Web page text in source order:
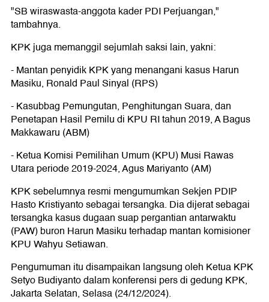
"SB wiraswasta-anggota kader PDI Perjuangan,"
tambahnya.
KPK juga memanggil sejumlah saksi lain, yakni:
- Mantan penyidik KPK yang menangani kasus Harun
Masiku, Ronald Paul Sinyal (RPS)
- Kasubbag Pemungutan, Penghitungan Suara, dan
Penetapan Hasil Pemilu di KPU RI tahun 2019, A Bagus
Makkawaru (ABM)
- Ketua Komisi Pemilihan Umum (KPU) Musi Rawas
Utara periode 2019-2024, Agus Mariyanto (AM)
KPK sebelumnya resmi mengumumkan Sekjen PDIP
Hasto Kristiyanto sebagai tersangka. Dia dijerat sebagai
tersangka kasus dugaan suap pergantian antarwaktu
(PAW) buron Harun Masiku terhadap mantan komisioner
KPU Wahyu Setiawan.
Pengumuman itu disampaikan langsung oleh Ketua KPK
Setyo Budiyanto dalam konferensi pers di gedung KPK,
Jakarta Selatan, Selasa (24/12/2024).